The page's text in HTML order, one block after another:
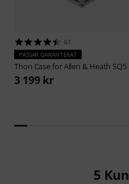
61
PASSAR GARANTERAT
Thon Case for Allen & Heath SQ5
3 199 kr
5